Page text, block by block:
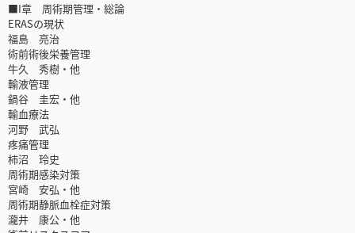
■I章 周術期管理・総論
ERASの現状
福島 亮治
術前術後栄養管理
牛久 秀樹・他
輸液管理
鍋谷 圭宏・他
輸血療法
河野 武弘
疼痛管理
柿沼 玲史
周術期感染対策
宮崎 安弘・他
周術期静脈血栓症対策
瀧井 康公・他